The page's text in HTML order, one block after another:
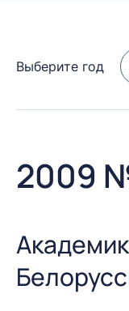
Выберите год
2009